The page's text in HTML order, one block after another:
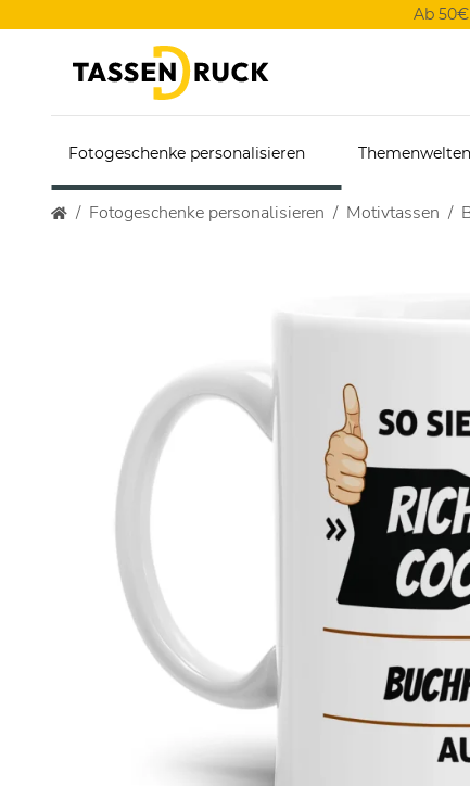
Ab
Fotogeschenke personalisieren Themenwelten
Fotogeschenke personalisieren Motivtassen